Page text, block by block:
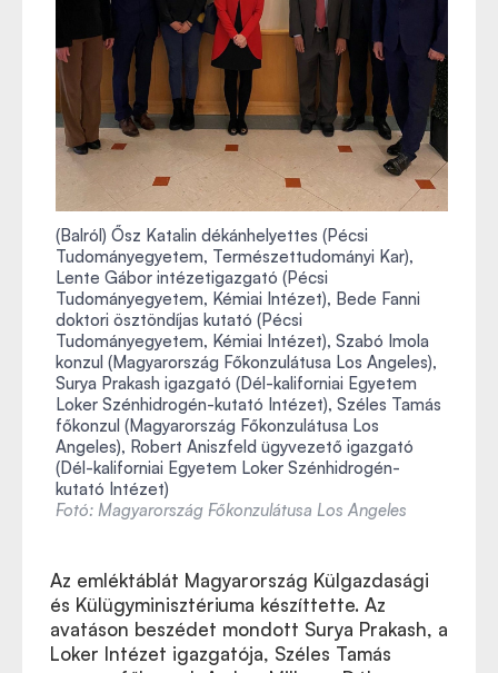
(Balról) Ősz Katalin dékánhelyettes (Pécsi
Tudományegyetem, Természettudományi Kar),
Lente Gábor intézetigazgató (Pécsi
Tudományegyetem, Kémiai Intézet), Bede Fanni
doktori ösztöndíjas kutató (Pécsi
Tudományegyetem, Kémiai Intézet), Szabó Imola
konzul (Magyarország Főkonzulátusa Los Angeles),
Surya Prakash igazgató (Dél-kaliforniai Egyetem
Loker Szénhidrogén-kutató Intézet), Széles Tamás
főkonzul (Magyarország Főkonzulátusa Los
Angeles), Robert Aniszfeld ügyvezető igazgató
(Dél-kaliforniai Egyetem Loker Szénhidrogén-
kutató Intézet)
Fotó: Magyarország Főkonzulátusa Los Angeles
Az emléktáblát Magyarország Külgazdasági
és Külügyminisztériuma készíttette. Az
avatáson beszédet mondott Surya Prakash, a
Loker Intézet igazgatója, Széles Tamás